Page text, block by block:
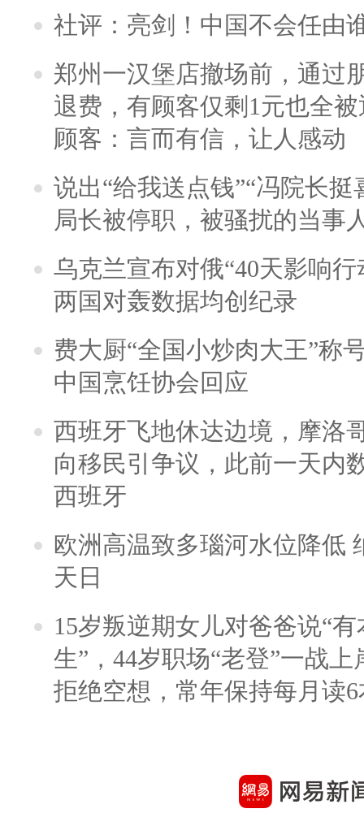
社评：亮剑！中国不会任由
郑州一汉堡店撤场前，通过
退费，有顾客仅剩1元也全
顾客：言而有信，让人感动
说出“给我送点钱”“冯院长
局长被停职，被骚扰的当事
乌克兰宣布对俄“40天影响
两国对轰数据均创纪录
费大厨“全国小炒肉大王”称
中国烹饪协会回应
西班牙飞地休达边境，摩洛
向移民引争议，此前一天内
西班牙
欧洲高温致多瑙河水位降低
天日
15岁叛逆期女儿对爸爸说“
生”，44岁职场“老登”一战上
拒绝空想，常年保持每月读